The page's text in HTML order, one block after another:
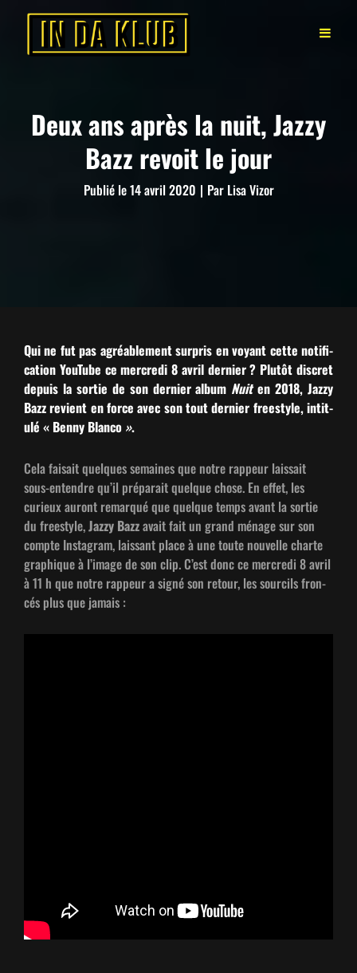
Deux ans après la nuit, Jazzy
Bazz revoit le jour
Publié le14 avril 2020 | Par Byline
Lisa Vizor
Qui ne fut pas agréable­ment sur­pris en voy­ant cette noti­fi­
ca­tion YouTube ce mer­cre­di 8 avril dernier ? Plutôt dis­cret
depuis la sor­tie de son dernier album Nuiten 2018, Jazzy
Bazz revient en force avec son tout dernier freestyle, inti­t­
ulé « Ben­ny Blan­co ».
Cela fai­sait quelques semaines que notre rappeur lais­sait
sous-enten­dre qu’il pré­parait quelque chose. En effet, les
curieux auront remar­qué que quelque temps avant la sor­tie
du freestyle,Jazzy Bazzavait fait un grand ménage sur son
compte Insta­gram, lais­sant place à une toute nou­velle charte
graphique à l’im­age de son clip. C’est donc ce mer­cre­di 8 avril
à 11 h que notre rappeur a signé son retour, les sour­cils fron­
cés plus que jamais :